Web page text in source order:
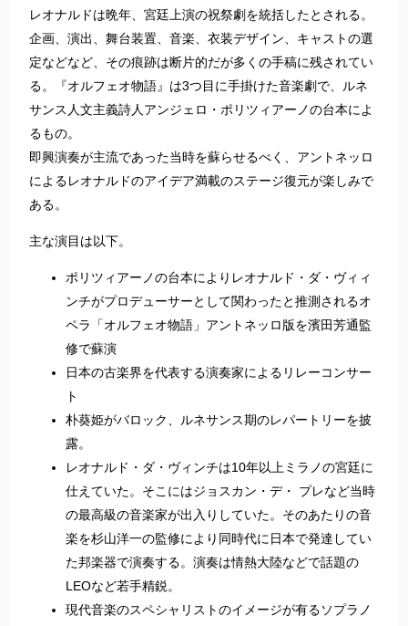
レオナルドは晩年、宮廷上演の祝祭劇を統括したとされる。
企画、演出、舞台装置、音楽、衣装デザイン、キャストの選
定などなど、その痕跡は断片的だが多くの手稿に残されてい
る。『オルフェオ物語』は3つ目に手掛けた音楽劇で、ルネ
サンス人文主義詩人アンジェロ・ポリツィアーノの台本によ
るもの。
即興演奏が主流であった当時を蘇らせるべく、アントネッロ
によるレオナルドのアイデア満載のステージ復元が楽しみで
ある。
主な演目は以下。
ポリツィアーノの台本によりレオナルド・ダ・ヴィィ
ンチがプロデューサーとして関わったと推測されるオ
ペラ「オルフェオ物語」アントネッロ版を濱田芳通監
修で蘇演
日本の古楽界を代表する演奏家によるリレーコンサー
ト
朴葵姫がバロック、ルネサンス期のレパートリーを披
露。
レオナルド・ダ・ヴィンチは10年以上ミラノの宮廷に
仕えていた。そこにはジョスカン・デ・ プレなど当時
の最高級の音楽家が出入りしていた。そのあたりの音
楽を杉山洋一の監修により同時代に日本で発達してい
た邦楽器で演奏する。演奏は情熱大陸などで話題の
LEOなど若手精鋭。
現代音楽のスペシャリストのイメージが有るソプラノ